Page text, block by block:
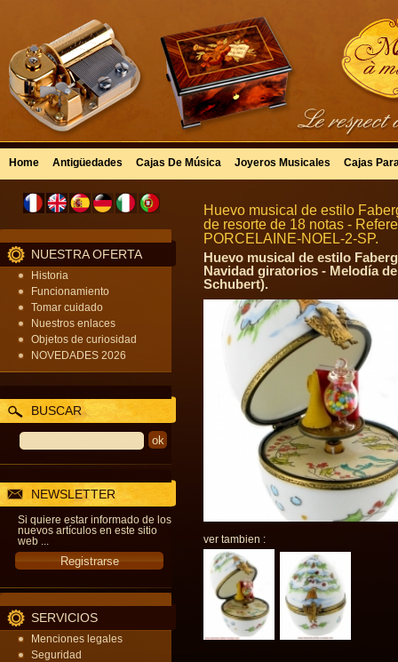
Home Antigüedades Cajas De Música Joyeros Musicales Cajas
NUESTRA OFERTA
Historia
Funcionamiento
Tomar cuidado
Nuestros enlaces
Objetos de curiosidad
NOVEDADES 2026
BUSCAR
NEWSLETTER
Si quiere estar informado de los
nuevos artículos en este sitio
web ...
SERVICIOS
Menciones legales
Seguridad
Huevo musical de estilo
de resorte de 18 notas -
PORCELAINE-NOEL-2-SP.
Huevo musical de estilo
Navidad giratorios - Melodía
Schubert).
ver tambien :